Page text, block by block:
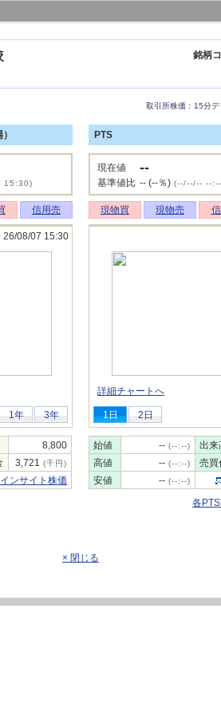
銘柄
取引所株価：15分デ
15:30)
信用売
26/08/07 15:30
1年 3年
8,800
3,721 (千円)
ンサイト株価
PTS
現在値 --
基準値比 -- (--％) (--/--/-- --
現物買 現物売
詳細チャートへ
1日 2日
始値 -- (--:--) 出来
高値
-- (--:--) 売買
安値 -- (--:--)
各
× 閉じる